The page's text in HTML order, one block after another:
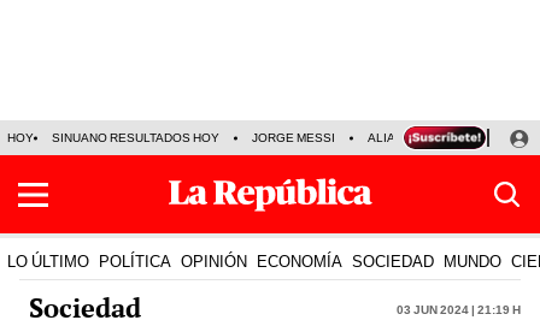
HOY SINUANO RESULTADOS HOY JORGE MESSI ALIANZA LIMA VS SPORT
LO ÚLTIMO POLÍTICA OPINIÓN ECONOMÍA SOCIEDAD MUNDO
Sociedad 03 Jun 2024 | 21:19 h